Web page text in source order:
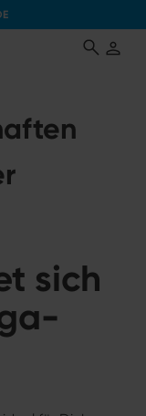
sich